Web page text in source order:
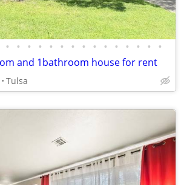
• • • • • • • • • • • • • • •
and 1bathroom house for rent
Tulsa